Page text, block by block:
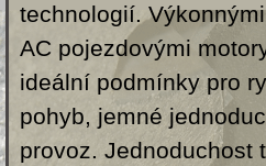
technologií.
AC pojezdovými
ideální podmínky pro
pohyb, jemné
provoz. Jednoduchost